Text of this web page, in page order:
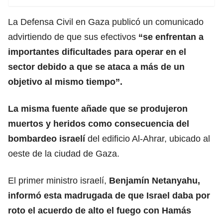
La Defensa Civil en Gaza publicó un comunicado
advirtiendo de que sus efectivos “se enfrentan a
importantes dificultades para operar en el
sector debido a que se ataca a más de un
objetivo al mismo tiempo”.
La misma fuente añade que se produjeron
muertos y heridos como consecuencia del
bombardeo israelídel edificio Al-Ahrar, ubicado al
oeste de la ciudad de Gaza.
El primer ministro israelí, Benjamín Netanyahu,
informó esta madrugada de que Israel daba por
roto el acuerdo de alto el fuego con Hamás